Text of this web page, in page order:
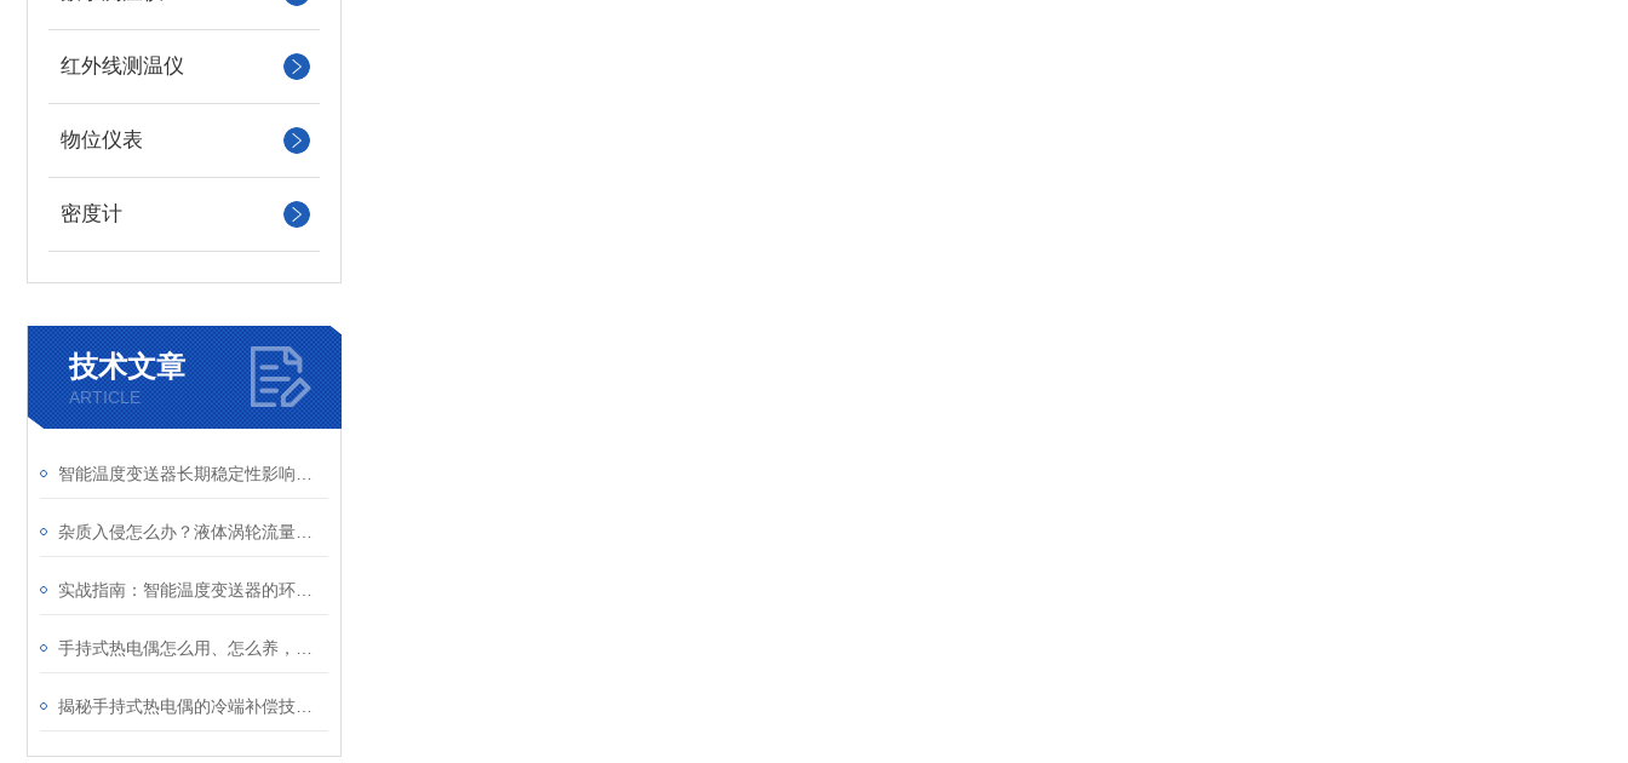
红外线测温仪
物位仪表
密度计
技术文章
ARTICLE